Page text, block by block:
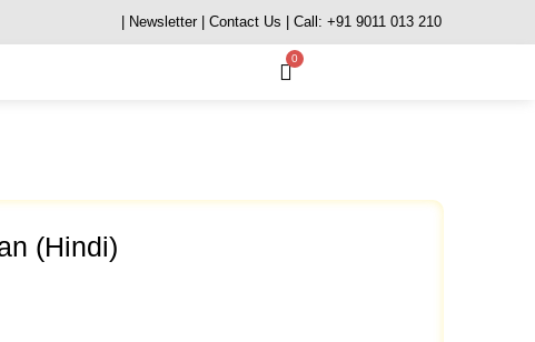
| Newsletter | Contact Us | Call: +91 9011 013 210
0
(Hindi)